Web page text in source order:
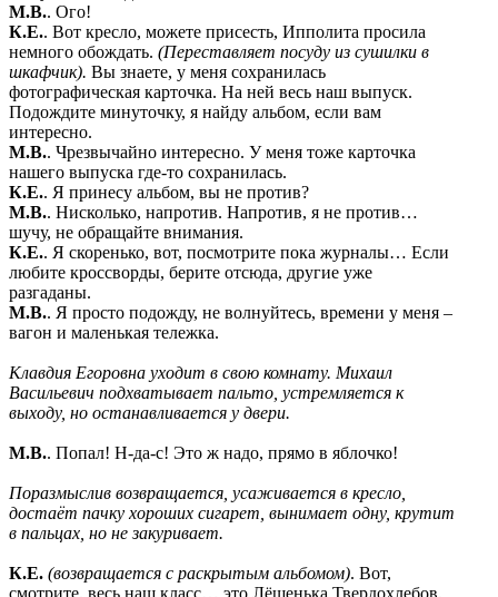
М.В.. Ого!
К.Е.. Вот кресло, можете присесть, Ипполита просила
немного обождать. (Переставляет посуду из сушилки в
шкафчик). Вы знаете, у меня сохранилась
фотографическая карточка. На ней весь наш выпуск.
Подождите минуточку, я найду альбом, если вам
интересно.
М.В.. Чрезвычайно интересно. У меня тоже карточка
нашего выпуска где-то сохранилась.
К.Е.. Я принесу альбом, вы не против?
М.В.. Нисколько, напротив. Напротив, я не против…
шучу, не обращайте внимания.
К.Е.. Я скоренько, вот, посмотрите пока журналы… Если
любите кроссворды, берите отсюда, другие уже
разгаданы.
М.В.. Я просто подожду, не волнуйтесь, времени у меня –
вагон и маленькая тележка.
Клавдия Егоровна уходит в свою комнату. Михаил
Васильевич подхватывает пальто, устремляется к
выходу, но останавливается у двери.
М.В.. Попал! Н-да-с! Это ж надо, прямо в яблочко!
Поразмыслив возвращается, усаживается в кресло,
достаёт пачку хороших сигарет, вынимает одну, крутит
в пальцах, но не закуривает.
К.Е. (возвращается с раскрытым альбомом). Вот,
смотрите, весь наш класс… это Лёшенька Твердохлебов,